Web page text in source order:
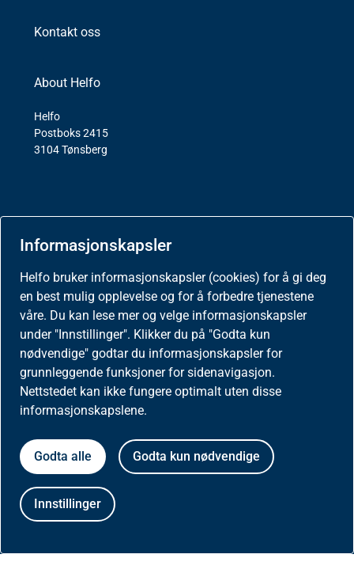
Informasjonskapsler
Helfo bruker informasjonskapsler (cookies) for å gi deg
en best mulig opplevelse og for å forbedre tjenestene
våre. Du kan lese mer og velge informasjonskapsler
under "Innstillinger". Klikker du på "Godta kun
nødvendige" godtar du informasjonskapsler for
grunnleggende funksjoner for sidenavigasjon.
Nettstedet kan ikke fungere optimalt uten disse
informasjonskapslene.
Godta alle Godta kun nødvendige
Innstillinger
Kontakt oss
About Helfo
Helfo
Postboks 2415
3104 Tønsberg
Aktuelt
Nyheter
Meld deg på nyhetsbrev for helseaktører
Presse
Om nettstedet
helfo.no